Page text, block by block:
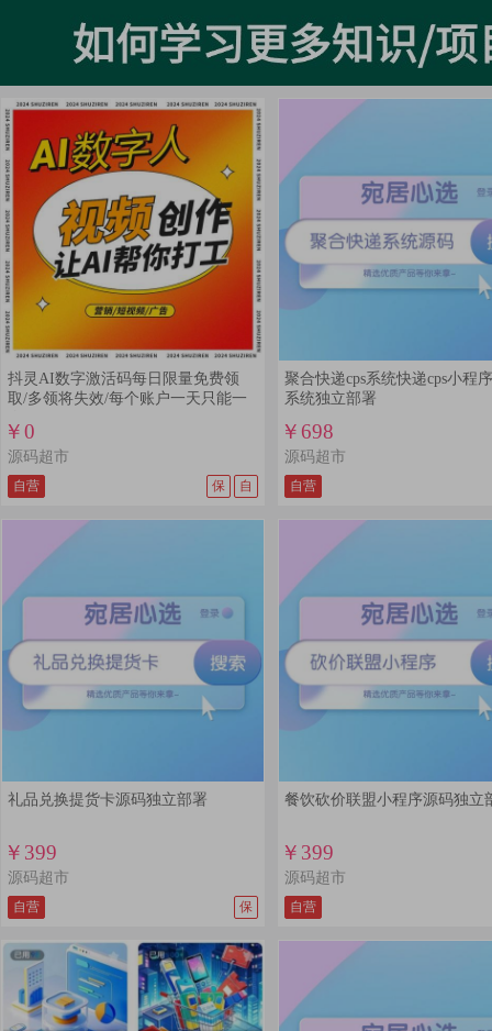
查看详情 查看演示
抖灵AI数字激活码每日限量免费领
取/多领将失效/每个账户一天只能一
￥0
源码超市
自营 自
保
聚合快递cps系统快递cps小程
系统独立部署
￥698
源码超市
自营
礼品兑换提货卡源码独立部署
￥399
源码超市
自营 保
餐饮砍价联盟小程序源码独立
￥399
源码超市
自营